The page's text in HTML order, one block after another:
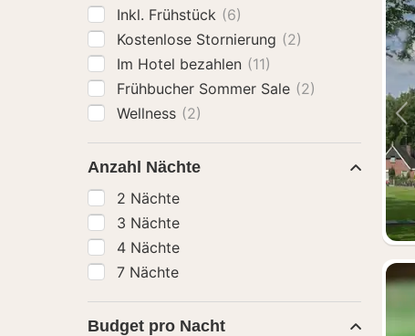
Inkl. Frühstück (6)
Kostenlose Stornierung (2)
Im Hotel bezahlen (11)
Frühbucher Sommer Sale (2)
Wellness (2)
Anzahl Nächte
2 Nächte
3 Nächte
4 Nächte
7 Nächte
Budget pro Nacht